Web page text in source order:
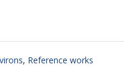
, Reference works